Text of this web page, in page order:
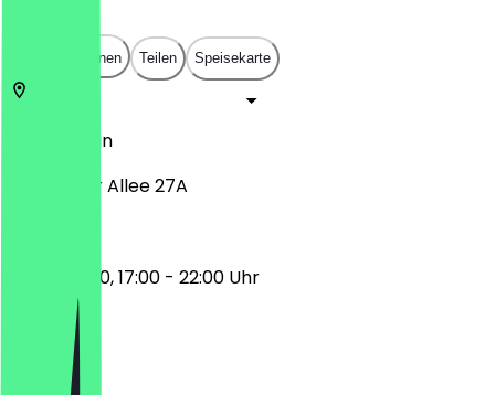
In App öffnen Teilen Speisekarte
Berlin
Prenzlauer Allee 27A
12:00 - 15:00, 17:00 - 22:00 Uhr
Montag
Dienstag